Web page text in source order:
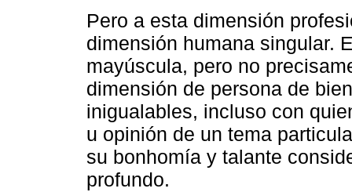
Pero a esta dimensión
dimensión humana singular.
mayúscula, pero no
dimensión de persona de
inigualables, incluso con
u opinión de un tema
su bonhomía y talante
profundo.